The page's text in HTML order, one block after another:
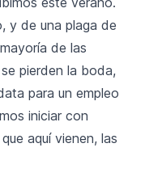
y de una plaga de
de las
pierden la boda,
para un empleo
iniciar con
aquí vienen, las